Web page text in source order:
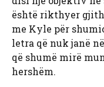
është rikthyer
me Kyle për
letra që nuk janë
që shumë mirë
hershëm.